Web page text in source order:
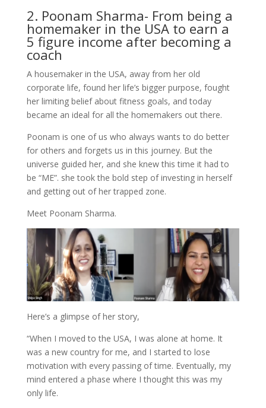
2. Poonam Sharma- From being a
homemaker in the USA to earn a
5 figure income after becoming a
coach
A housemaker in the USA, away from her old
corporate life, found her life’s bigger purpose, fought
her limiting belief about fitness goals, and today
became an ideal for all the homemakers out there.
Poonam is one of us who always wants to do better
for others and forgets us in this journey. But the
universe guided her, and she knew this time it had to
be “ME”. she took the bold step of investing in herself
and getting out of her trapped zone.
Meet Poonam Sharma.
Here’s a glimpse of her story,
“When I moved to the USA, I was alone at home. It
was a new country for me, and I started to lose
motivation with every passing of time. Eventually, my
mind entered a phase where I thought this was my
only life.